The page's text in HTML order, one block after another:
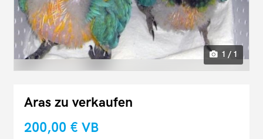
1 / 1
Aras zu verkaufen
200,00 € VB